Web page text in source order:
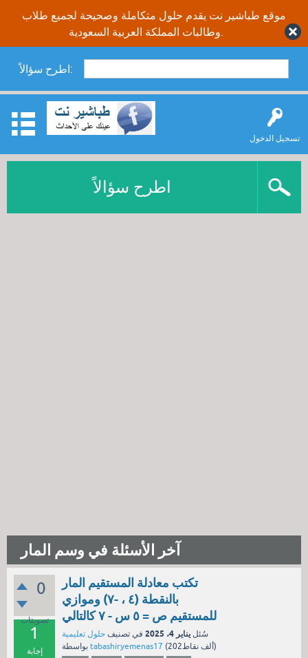
موقع طباشير نت يقدم حلول متكاملة وصحيحة لجميع طلاب
اطرح سؤالاً:
تسجيل الدخول
اطرح سؤالاً
آخر الأسئلة في وسم المار
0
تصويتات
1
إجابة
تكتب معادلة المستقيم المار
بالنقطة (٤ ، -٧) وموازي
للمستقيم ص = ٥ س - ٧ كالتالي
سُئل يناير 4، 2025 في تصنيف حلول تعليمية
tabashiryemenas17 ( 202ألف نقاط)